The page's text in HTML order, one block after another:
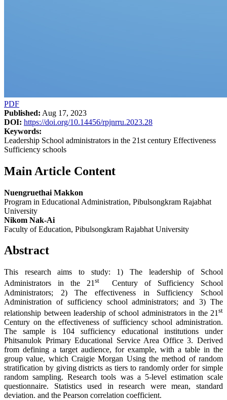
PDF
Published: Aug 17, 2023
DOI: https://doi.org/10.14456/rpjnrru.2023.28
Keywords:
Leadership School administrators in the 21st century Effectiveness
Sufficiency schools
Main Article Content
Nuengruethai Makkon
Program in Educational Administration, Pibulsongkram Rajabhat
University
Nikom Nak-Ai
Faculty of Education, Pibulsongkram Rajabhat University
Abstract
This research aims to study: 1) The leadership of School
Administrators in the 21stCentury of Sufficiency School
Administrators; 2) The effectiveness in Sufficiency School
Administration of sufficiency school administrators; and 3) The
relationship between leadership of school administrators in the 21 st
Century on the effectiveness of sufficiency school administration.
The sample is 104 sufficiency educational institutions under
Phitsanulok Primary Educational Service Area Office 3. Derived
from defining a target audience, for example, with a table in the
group value, which Craigie Morgan Using the method of random
stratification by giving districts as tiers to randomly order for simple
random sampling. Research tools was a 5-level estimation scale
questionnaire. Statistics used in research were mean, standard
deviation. and the Pearson correlation coefficient.